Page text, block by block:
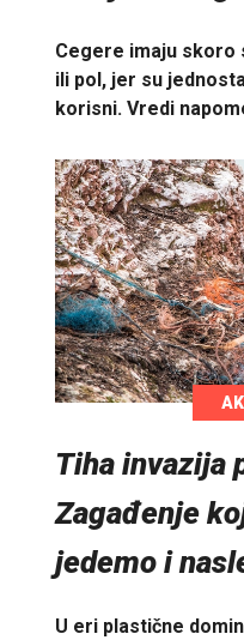
Cegere imaju skoro
ili pol, jer su
korisni. Vredi
Tiha invazija
Zagađenje
jedemo i
U eri plastične